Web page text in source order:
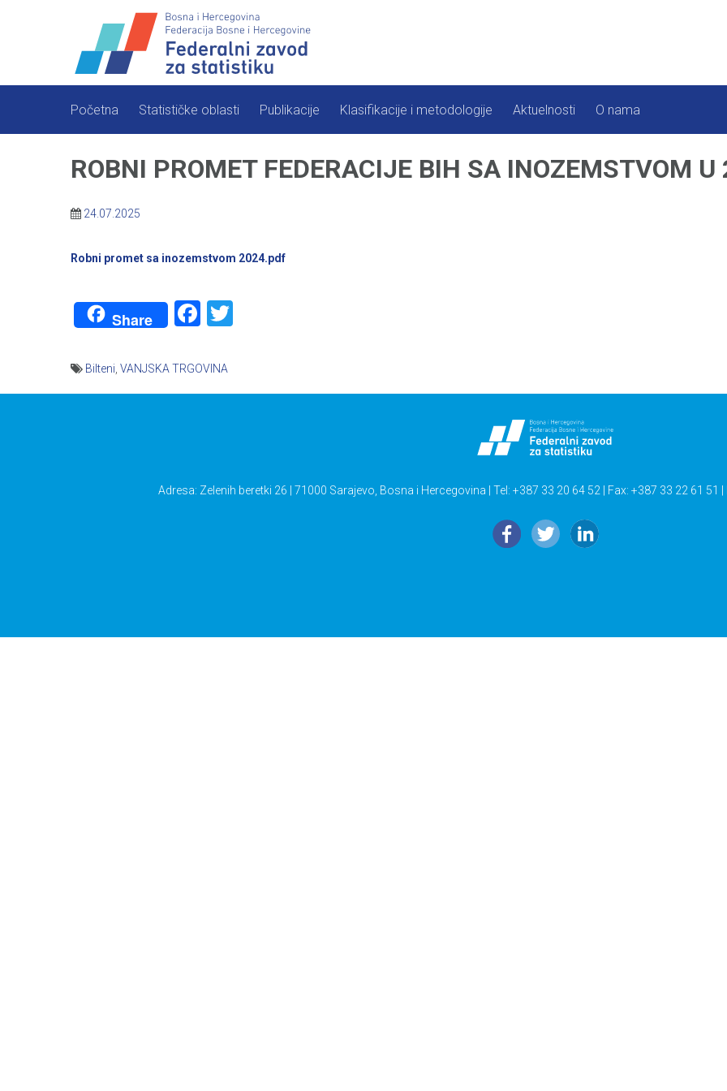
Početna Statističke oblasti Publikacije Klasifikacije i metodologije Aktuelnosti O nama
ROBNI PROMET FEDERACIJE BIH SA INOZEMSTVOM
24.07.2025
Robni promet sa inozemstvom 2024.pdf
Share Facebook
Bilteni VANJSKA TRGOVINA
Adresa: Zelenih beretki 26 | 71000 Sarajevo, Bosna i Hercegovina | Tel: +387 33 20 64 52 | Fax: +387 33 22 61 51 |